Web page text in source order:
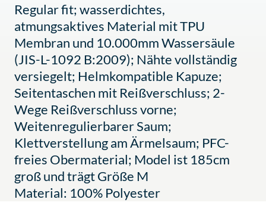
Regular fit; wasserdichtes,
atmungsaktives Material mit TPU
Membran und 10.000mm Wassersäule
(JIS-L-1092 B:2009); Nähte vollständig
versiegelt; Helmkompatible Kapuze;
Seitentaschen mit Reißverschluss; 2-
Wege Reißverschluss vorne;
Weitenregulierbarer Saum;
Klettverstellung am Ärmelsaum; PFC-
freies Obermaterial; Model ist 185cm
groß und trägt Größe M
Material: 100% Polyester